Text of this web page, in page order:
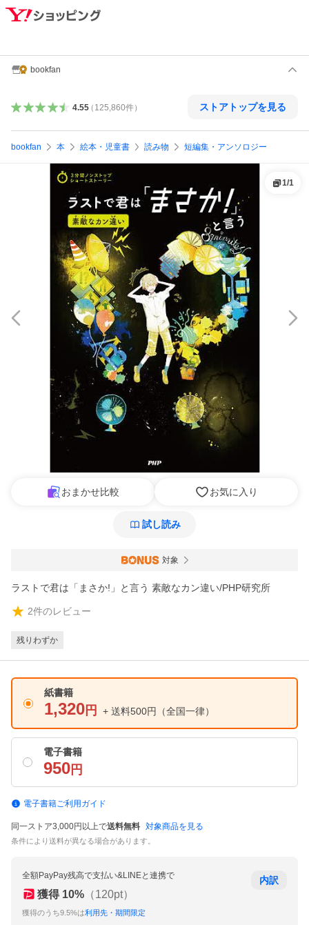
bookfan
4.55（ 125,860件） ストアトップを見る
bookfan 本 絵本・児童書 読み物 短編集・アンソロジー
1/1
おまかせ比較 お気に入り
試し読み
対象
ラストで君は「まさか!」と言う 素敵なカン違い/PHP研究所
2件のレビュー
残りわずか
紙書籍
1,320 円 + 送料500円 （全国一律）
電子書籍
950 円
電子書籍ご利用ガイド
同一ストア3,000円以上で送料無料 対象商品を見る
条件により送料が異なる場合があります。
全額PayPay残高で支払い&LINEと連携で
獲得 10% （120pt）
獲得のうち9.5%は利用先・期間限定
内訳